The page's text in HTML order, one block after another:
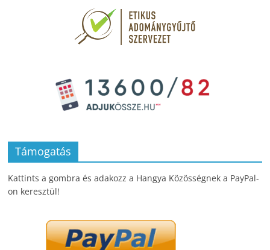
Támogatás
Kattints a gombra és adakozz a Hangya Közösségnek a PayPal-
on keresztül!